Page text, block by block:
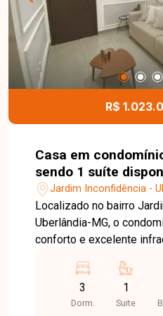
gourmet, piscina
jardim planejado. Entre em contato com a equipe
da Delta Imóveis e
conhecer essa
R$
Casa em
sendo 1 suíte
bairro Jardim
Uberlândia-MG
Jardim Inconfidência -
Localizado no bairro
Uberlândia-MG, o
conforto e excelente
comércios e serviços,
busca qualidade de vida. A casa é distribuída em
dois pavimentos,
3
Dorm.
1
Suite